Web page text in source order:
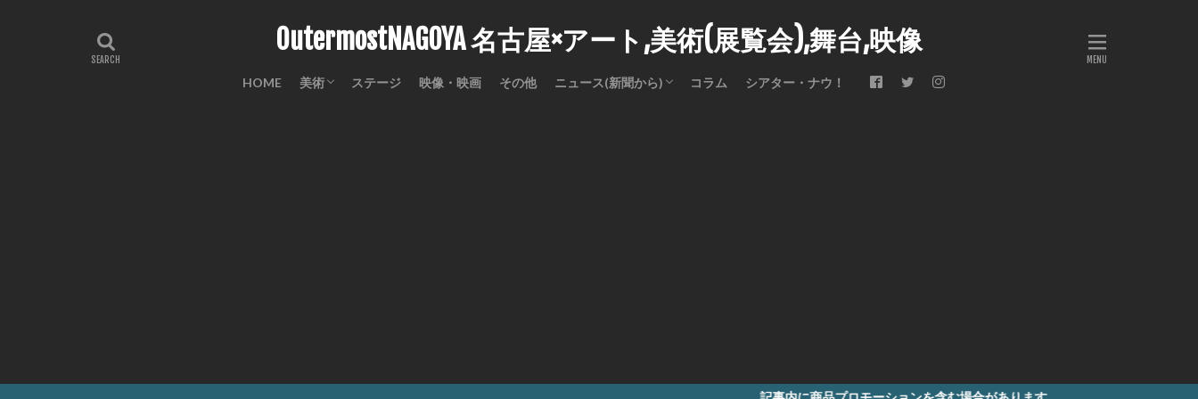
OutermostNAGOYA 名古屋×アート,美術(展覧会),舞台,映像
HOME 美術 ステージ 映像・映画 その他 ニュース(新聞から) コラム シアター・ナウ！